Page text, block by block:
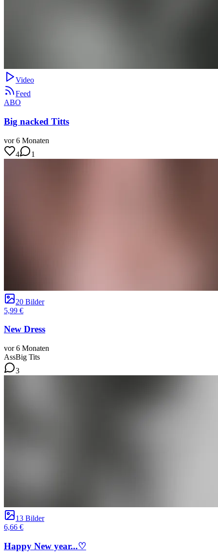
Video
Feed
ABO
Big nacked Titts
vor 6 Monaten
4
1
20 Bilder
5,99 €
New Dress
vor 6 Monaten
AssBig Tits
3
13 Bilder
6,66 €
Happy New year...♡